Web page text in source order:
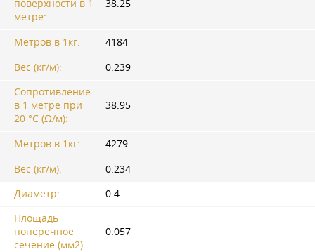
поверхности в 1
метре:
38.25
Метров в 1кг:
4184
Вес (кг/м):
0.239
Сопротивление
в 1 метре при
20 °C (Ω/м):
38.95
Метров в 1кг:
4279
Вес (кг/м):
0.234
Диаметр:
0.4
Площадь
поперечное
сечение (мм2):
0.057